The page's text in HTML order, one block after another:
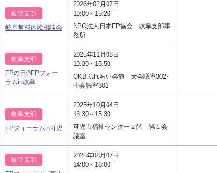
岐阜支部
岐阜無料体験相談会
2026年02月07日
10:00～15:20
NPO法人日本FP協会 岐阜支部事
務所
岐阜支部
FPの日®FPフォー
ラムin岐阜
2025年11月08日
10:30～15:50
OKBふれあい会館 大会議室302･
中会議室301
岐阜支部
FPフォーラムin可児
2025年10月04日
13:30～15:30
可児市福祉センター２階 第１会
議室
岐阜支部
2025年08月07日
14:00～16:00